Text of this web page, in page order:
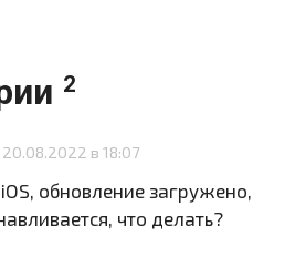
2
20.08.2022 в 18:07
обновление загружено,
что делать?